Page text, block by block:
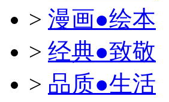
> 漫画●绘本
> 经典●致敬
> 品质●生活